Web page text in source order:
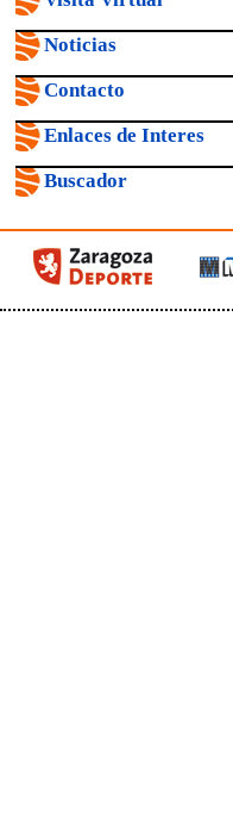
Noticias
Contacto
Enlaces de Interes
Buscador